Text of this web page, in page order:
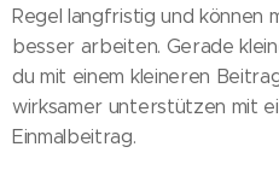
Regel langfristig und können
besser arbeiten. Gerade
du mit einem kleineren
wirksamer unterstützen mit
Einmalbeitrag.